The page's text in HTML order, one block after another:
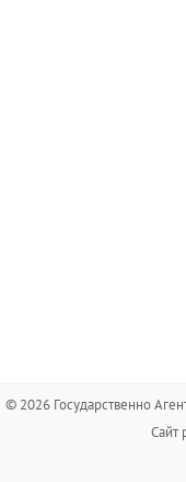
© 2026 Государственно
Сайт